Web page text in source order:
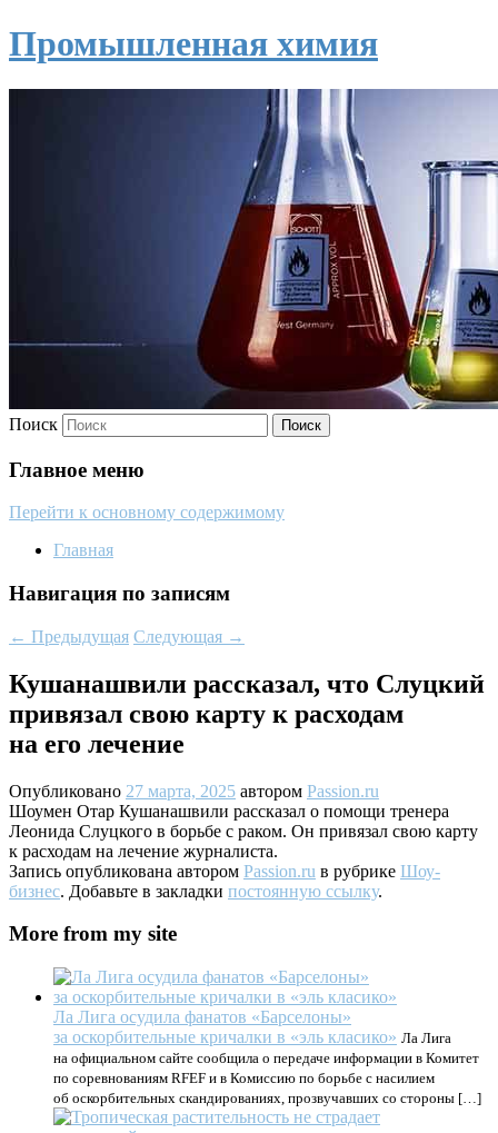
Промышленная химия
Поиск
Главное меню
Перейти к основному содержимому
Главная
Навигация по записям
← Предыдущая Следующая →
Кушанашвили рассказал, что Слуцкий
привязал свою карту к расходам
на его лечение
Опубликовано 27 марта, 2025 автором Passion.ru
Шоумен Отар Кушанашвили рассказал о помощи тренера
Леонида Слуцкого в борьбе с раком. Он привязал свою карту
к расходам на лечение журналиста.
Запись опубликована автором Passion.ru в рубрике Шоу-
бизнес. Добавьте в закладки постоянную ссылку.
More from my site
Ла Лига осудила фанатов «Барселоны»
за оскорбительные кричалки в «эль класико» Ла Лига
на официальном сайте сообщила о передаче информации в Комитет
по соревнованиям RFEF и в Комиссию по борьбе с насилием
об оскорбительных скандированиях, прозвучавших со стороны […]